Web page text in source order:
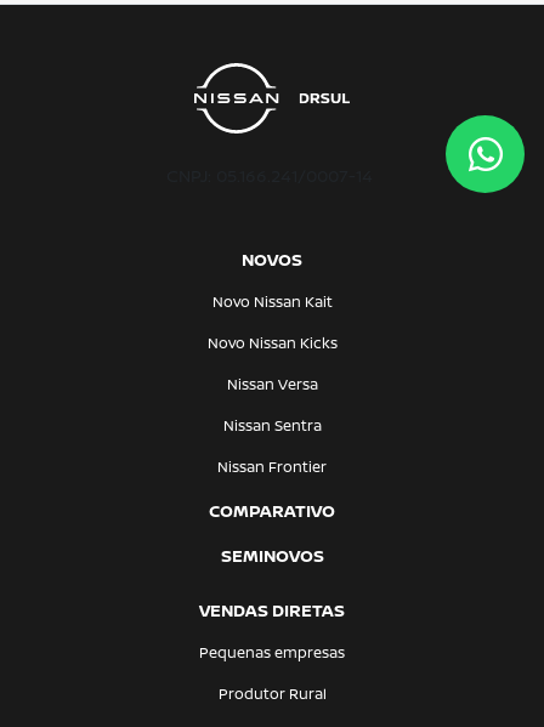
NOVOS
Novo Nissan Kait
Novo Nissan Kicks
Nissan Versa
Nissan Sentra
Nissan Frontier
COMPARATIVO
SEMINOVOS
VENDAS DIRETAS
Pequenas empresas
Produtor Rural